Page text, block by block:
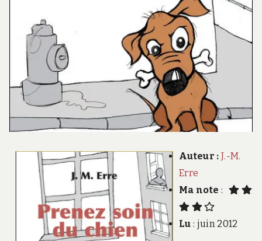
Auteur : J.-M.
Erre
Ma note :
Lu : juin 2012